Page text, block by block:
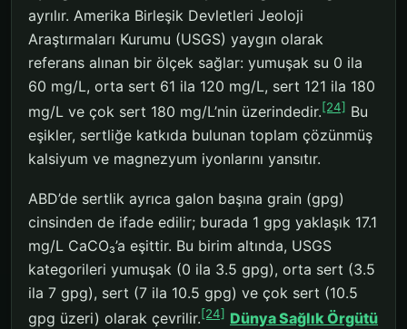
ayrılır. Amerika Birleşik Devletleri Jeoloji
Araştırmaları Kurumu (USGS) yaygın olarak
referans alınan bir ölçek sağlar: yumuşak su 0 ila
60 mg/L, orta sert 61 ila 120 mg/L, sert 121 ila 180
mg/L ve çok sert 180 mg/L’nin üzerindedir.[24] Bu
eşikler, sertliğe katkıda bulunan toplam çözünmüş
kalsiyum ve magnezyum iyonlarını yansıtır.
ABD’de sertlik ayrıca galon başına grain (gpg)
cinsinden de ifade edilir; burada 1 gpg yaklaşık 17.1
mg/L CaCO₃’a eşittir. Bu birim altında, USGS
kategorileri yumuşak (0 ila 3.5 gpg), orta sert (3.5
ila 7 gpg), sert (7 ila 10.5 gpg) ve çok sert (10.5
gpg üzeri) olarak çevrilir.[24] Dünya Sağlık Örgütü